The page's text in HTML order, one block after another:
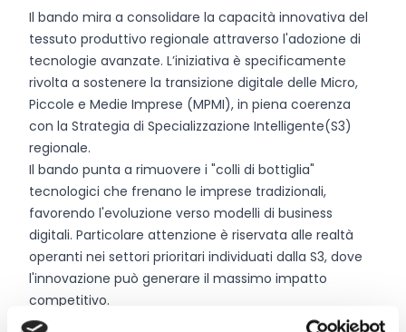
Il bando mira a consolidare la capacità innovativa del
tessuto produttivo regionale attraverso l'adozione di
tecnologie avanzate. L’iniziativa è specificamente
rivolta a sostenere la transizione digitale delle Micro,
Piccole e Medie Imprese (MPMI), in piena coerenza
con la Strategia di Specializzazione Intelligente(S3)
regionale.
Il bando punta a rimuovere i "colli di bottiglia"
tecnologici che frenano le imprese tradizionali,
favorendo l'evoluzione verso modelli di business
digitali. Particolare attenzione è riservata alle realtà
operanti nei settori prioritari individuati dalla S3, dove
l'innovazione può generare il massimo impatto
competitivo.
Il programma si concretizza attraverso il